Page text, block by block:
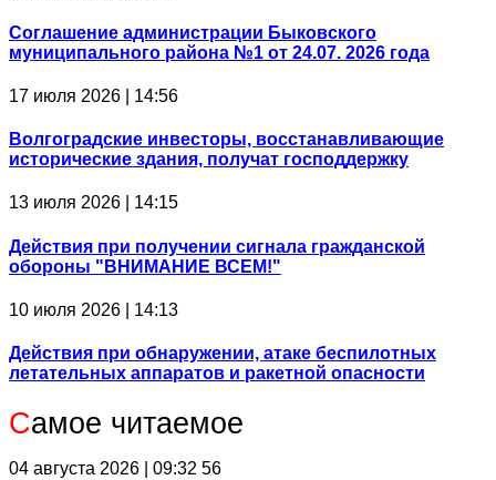
Соглашение администрации Быковского
муниципального района №1 от 24.07. 2026 года
17 июля 2026 | 14:56
Волгоградские инвесторы, восстанавливающие
исторические здания, получат господдержку
13 июля 2026 | 14:15
Действия при получении сигнала гражданской
обороны "ВНИМАНИЕ ВСЕМ!"
10 июля 2026 | 14:13
Действия при обнаружении, атаке беспилотных
летательных аппаратов и ракетной опасности
Самое читаемое
04 августа 2026 | 09:32 56